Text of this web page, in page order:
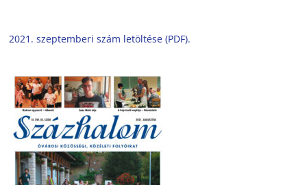
2021. szeptemberi szám letöltése (PDF).